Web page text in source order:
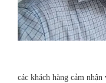
các khách hàng cảm